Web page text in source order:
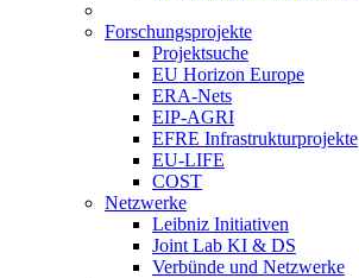
Forschungsprojekte
Projektsuche
EU Horizon Europe
ERA-Nets
EIP-AGRI
EFRE Infrastrukturprojekte
EU-LIFE
COST
Netzwerke
Leibniz Initiativen
Joint Lab KI & DS
Verbünde und Netzwerke